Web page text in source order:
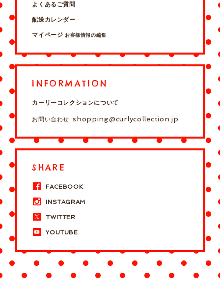
よくあるご質問
配送カレンダー
マイページ お客様情報の編集
INFORMATION
カーリーコレクションについて
お問い合わせ:shopping@curlycollection.jp
SHARE
FACEBOOK
INSTAGRAM
TWITTER
YOUTUBE